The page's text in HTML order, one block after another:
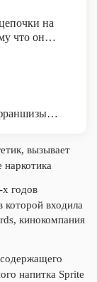
на
что он…
вызывает
наркотика
годов
которой входила
кинокомпания
напитка Sprite